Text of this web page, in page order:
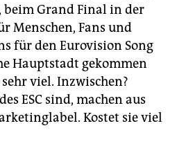
beim Grand Final in der
Menschen, Fans und
für den Eurovision Song
Hauptstadt gekommen
viel. Inzwischen?
ESC sind, machen aus
Kostet sie viel